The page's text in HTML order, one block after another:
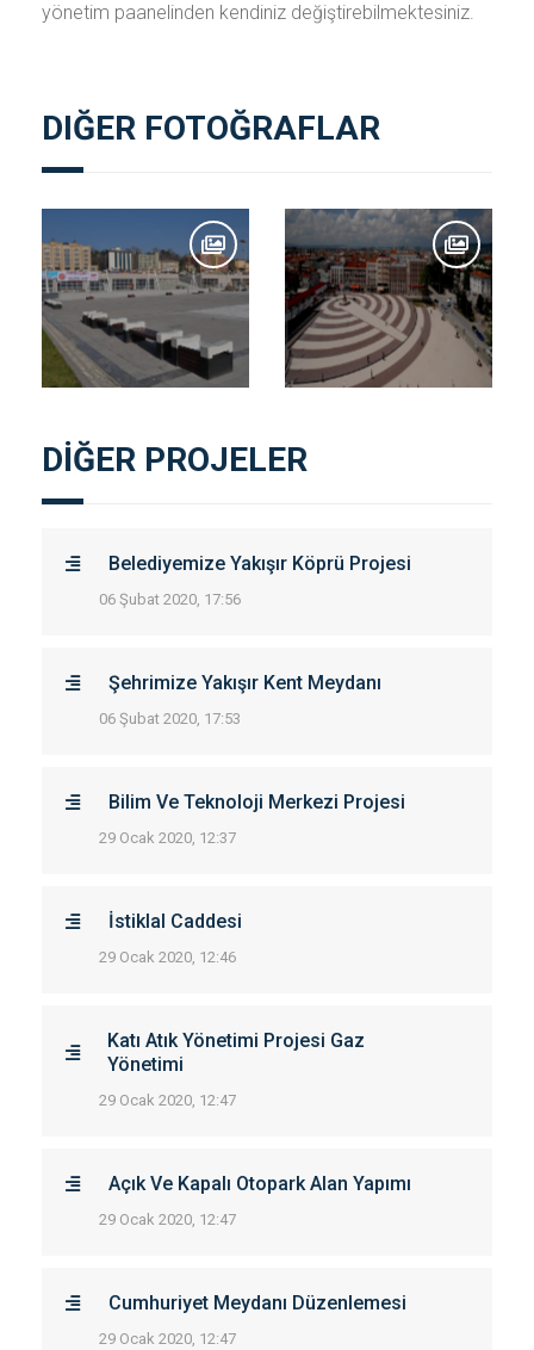
yönetim paanelinden kendiniz değiştirebilmektesiniz.
DIĞER FOTOĞRAFLAR
DİĞER PROJELER
Belediyemize Yakışır Köprü Projesi
06 Şubat 2020, 17:56
Şehrimize Yakışır Kent Meydanı
06 Şubat 2020, 17:53
Bilim Ve Teknoloji Merkezi Projesi
29 Ocak 2020, 12:37
İstiklal Caddesi
29 Ocak 2020, 12:46
Katı Atık Yönetimi Projesi Gaz
Yönetimi
29 Ocak 2020, 12:47
Açık Ve Kapalı Otopark Alan Yapımı
29 Ocak 2020, 12:47
Cumhuriyet Meydanı Düzenlemesi
29 Ocak 2020, 12:47